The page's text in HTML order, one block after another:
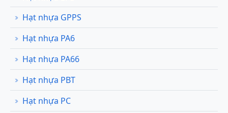
Hạt nhựa GPPS
Hạt nhựa PA6
Hạt nhựa PA66
Hạt nhựa PBT
Hạt nhựa PC